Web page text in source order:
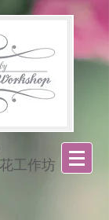
花工作坊